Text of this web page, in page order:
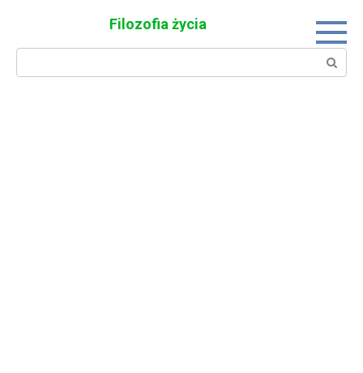
Filozofia życia
Search: